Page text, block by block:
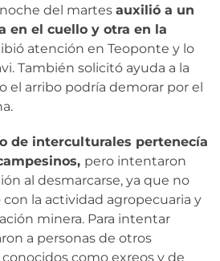
del martes auxilió a un
en el cuello y otra en la
atención en Teoponte y lo
También solicitó ayuda a la
el arribo podría demorar por el
de interculturales pertenecía
pero intentaron
al desmarcarse, ya que no
la actividad agropecuaria y
minera. Para intentar
a personas de otros
como exreos y de